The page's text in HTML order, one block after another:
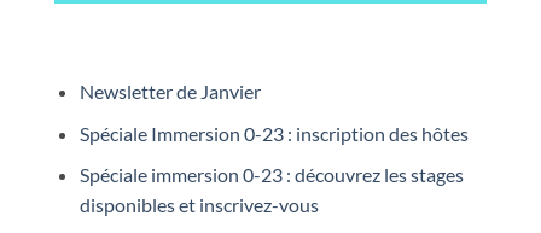
Newsletter de Janvier
Spéciale Immersion 0-23 : inscription des hôtes
Spéciale immersion 0-23 : découvrez les stages
disponibles et inscrivez-vous